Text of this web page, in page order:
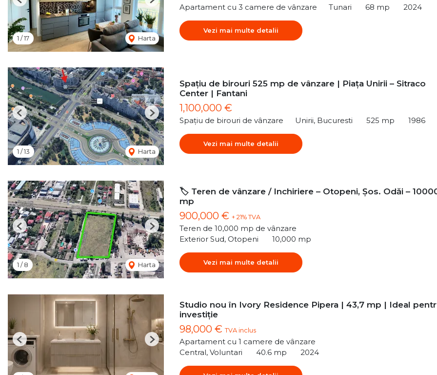
1 /17 Harta
Previous Next Apartament cu 3 camere de vânzare Tunari 68 mp 2024
Vezi mai multe detalii
1 /13 Harta
Previous Next
Spațiu de birouri 525 mp de vânzare | Piața Unirii – Sitraco
Center | Fantani
1,100,000 €
Spațiu de birouri de vânzare Unirii, Bucuresti 525 mp 1986
Vezi mai multe detalii
1 /8 Harta
Previous Next
🏷️ Teren de vânzare / Inchiriere – Otopeni, Șos. Odăi –
mp
900,000 € + 21% TVA
Teren de 10,000 mp de vânzare
Exterior Sud, Otopeni
10,000 mp
Vezi mai multe detalii
Previous Next
Studio nou în Ivory Residence Pipera | 43,7 mp | Ideal
investiție
98,000 € TVA inclus
Apartament cu 1 camere de vânzare
Central, Voluntari
40.6 mp 2024